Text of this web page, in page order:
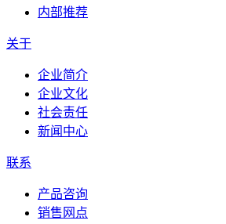
内部推荐
关于
企业简介
企业文化
社会责任
新闻中心
联系
产品咨询
销售网点